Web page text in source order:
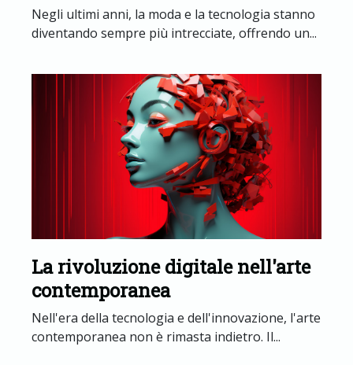
Negli ultimi anni, la moda e la tecnologia stanno
diventando sempre più intrecciate, offrendo un...
La rivoluzione digitale nell'arte
contemporanea
Nell'era della tecnologia e dell'innovazione, l'arte
contemporanea non è rimasta indietro. Il...